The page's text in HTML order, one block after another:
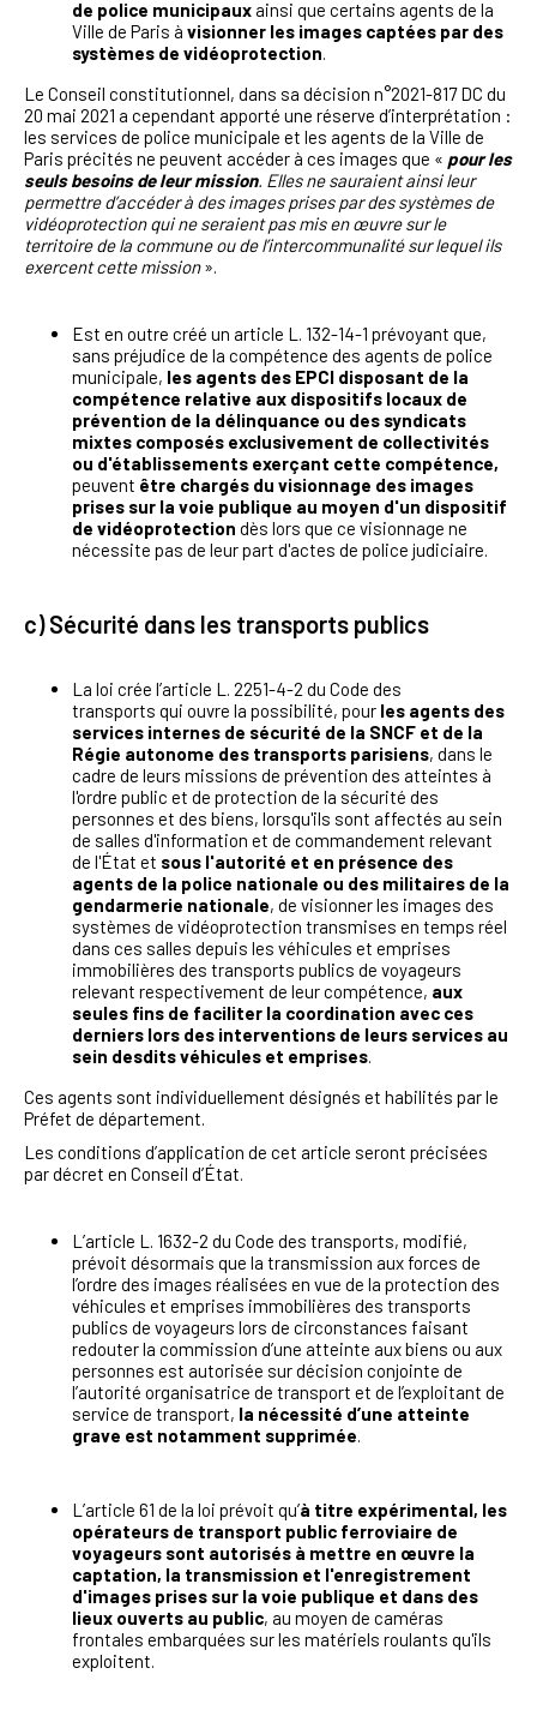
de police municipaux ainsi que certains agents de la
Ville de Paris à visionner les images captées par des
systèmes de vidéoprotection.
Le Conseil constitutionnel, dans sa décision n°2021-817 DC du
20 mai 2021 a cependant apporté une réserve d’interprétation :
les services de police municipale et les agents de la Ville de
Paris précités ne peuvent accéder à ces images que « pour les
seuls besoins de leur mission. Elles ne sauraient ainsi leur
permettre d’accéder à des images prises par des systèmes de
vidéoprotection qui ne seraient pas mis en œuvre sur le
territoire de la commune ou de l’intercommunalité sur lequel ils
exercent cette mission».
Est en outre créé un article L. 132-14-1 prévoyant que,
sans préjudice de la compétence des agents de police
municipale, les agents des EPCI disposant de la
compétence relative aux dispositifs locaux de
prévention de la délinquance ou des syndicats
mixtes composés exclusivement de collectivités
ou d'établissements exerçant cette compétence,
peuvent être chargés du visionnage des images
prises sur la voie publique au moyen d'un dispositif
de vidéoprotection dès lors que ce visionnage ne
nécessite pas de leur part d'actes de police judiciaire.
c) Sécurité dans les transports publics
La loi crée l’article L. 2251-4-2 du Code des
transports qui ouvre la possibilité, pour les agents des
services internes de sécurité de la SNCF et de la
Régie autonome des transports parisiens, dans le
cadre de leurs missions de prévention des atteintes à
l'ordre public et de protection de la sécurité des
personnes et des biens, lorsqu'ils sont affectés au sein
de salles d'information et de commandement relevant
de l'État et sous l'autorité et en présence des
agents de la police nationale ou des militaires de la
gendarmerie nationale, de visionner les images des
systèmes de vidéoprotection transmises en temps réel
dans ces salles depuis les véhicules et emprises
immobilières des transports publics de voyageurs
relevant respectivement de leur compétence, aux
seules fins de faciliter la coordination avec ces
derniers lors des interventions de leurs services au
sein desdits véhicules et emprises.
Ces agents sont individuellement désignés et habilités par le
Préfet de département.
Les conditions d’application de cet article seront précisées
par décret en Conseil d’État.
L’article L. 1632-2 du Code des transports, modifié,
prévoit désormais que la transmission aux forces de
l’ordre des images réalisées en vue de la protection des
véhicules et emprises immobilières des transports
publics de voyageurs lors de circonstances faisant
redouter la commission d’une atteinte aux biens ou aux
personnes est autorisée sur décision conjointe de
l’autorité organisatrice de transport et de l’exploitant de
service de transport, la nécessité d’une atteinte
grave est notamment supprimée.
L’article 61 de la loi prévoit qu’à titre expérimental, les
opérateurs de transport public ferroviaire de
voyageurs sont autorisés à mettre en œuvre la
captation, la transmission et l'enregistrement
d'images prises sur la voie publique et dans des
lieux ouverts au public, au moyen de caméras
frontales embarquées sur les matériels roulants qu'ils
exploitent.